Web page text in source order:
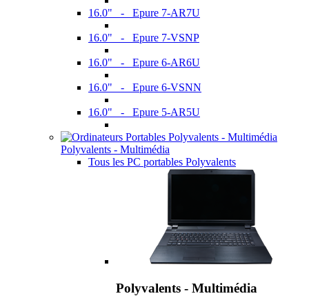
16.0" - Epure 7-AR7U
16.0" - Epure 7-VSNP
16.0" - Epure 6-AR6U
16.0" - Epure 6-VSNN
16.0" - Epure 5-AR5U
Polyvalents - Multimédia
Tous les PC portables Polyvalents
Polyvalents - Multimédia